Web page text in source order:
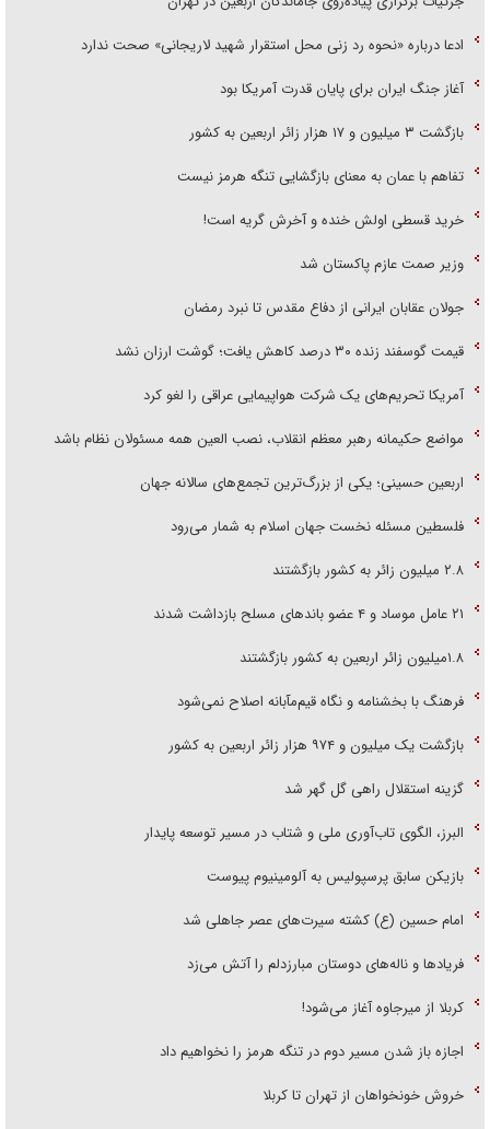
ادعا درباره «نحوه رد زنی محل استقرار شهید لاریجانی» صحت ندارد
آغاز جنگ ایران برای پایان قدرت آمریکا بود
بازگشت ۳ میلیون و ۱۷ هزار زائر اربعین به کشور
تفاهم با عمان به معنای بازگشایی تنگه هرمز نیست
خرید قسطی اولش خنده و آخرش گریه است!
وزیر صمت عازم پاکستان شد
جولان عقابان ایرانی از دفاع مقدس تا نبرد رمضان
قیمت گوسفند زنده ۳۰ درصد کاهش یافت؛ گوشت ارزان نشد
آمریکا تحریم‌های یک شرکت هواپیمایی عراقی را لغو کرد
مواضع حکیمانه رهبر معظم انقلاب، نصب العین همه مسئولان نظام باشد
اربعین حسینی؛ یکی از بزرگ‌ترین تجمع‌های سالانه جهان
فلسطین مسئله نخست جهان اسلام به شمار می‌رود
۲.۸ میلیون زائر به کشور بازگشتند
۲۱ عامل موساد و ۴ عضو باند‌های مسلح بازداشت شدند
۱.۸میلیون زائر اربعین به کشور بازگشتند
فرهنگ با بخشنامه و نگاه قیم‌مآبانه اصلاح نمی‌شود
بازگشت یک میلیون و ۹۷۴ هزار زائر اربعین به کشور
گزینه استقلال راهی گل گهر شد
البرز، الگوی تاب‌آوری ملی و شتاب در مسیر توسعه پایدار
بازیکن سابق پرسپولیس به آلومینیوم پیوست
امام حسین (ع) کشته سیرت‌های عصر جاهلی شد
فریاد‌ها و ناله‌های دوستان مبارزدلم را آتش می‌زد
کربلا از میرجاوه آغاز می‌شود!
اجازه باز شدن مسیر دوم در تنگه هرمز را نخواهیم داد
خروش خونخواهان از تهران تا کربلا